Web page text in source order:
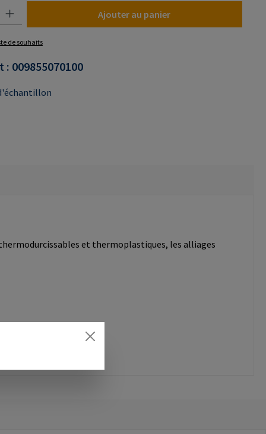
Ajouter au panier
de souhaits
: 009855070100
et thermoplastiques, les alliages